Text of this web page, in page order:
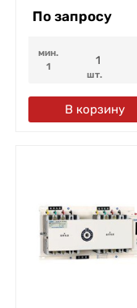
По запросу
мин.
1
шт.
В корзину